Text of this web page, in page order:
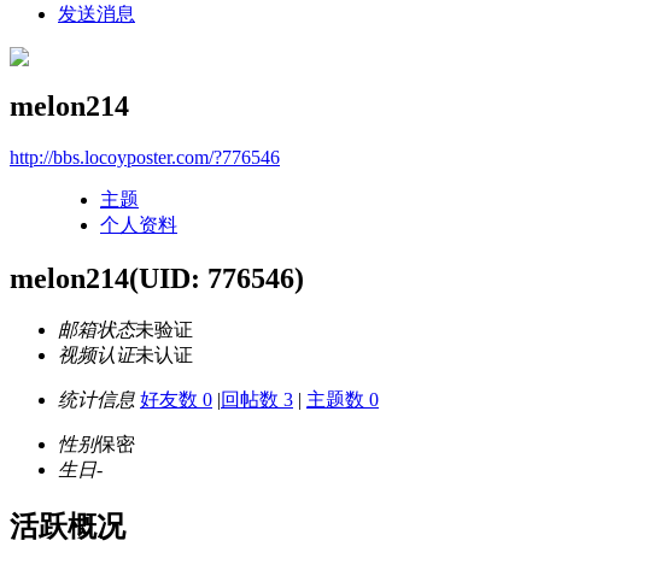
发送消息
melon214
http://bbs.locoyposter.com/?776546
主题
个人资料
melon214(UID: 776546)
邮箱状态未验证
视频认证未认证
统计信息 好友数 0 |回帖数 3 | 主题数 0
性别保密
生日-
活跃概况